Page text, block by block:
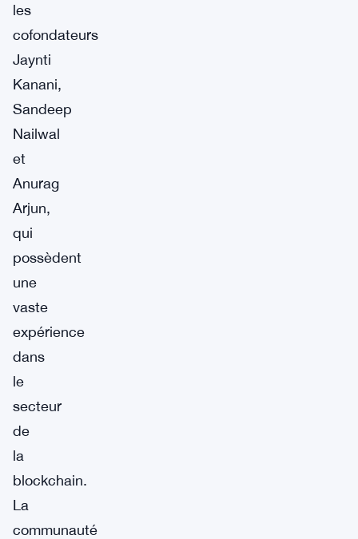
les
cofondateurs
Jaynti
Kanani,
Sandeep
Nailwal
et
Anurag
Arjun,
qui
possèdent
une
vaste
expérience
dans
le
secteur
de
la
blockchain.
La
communauté